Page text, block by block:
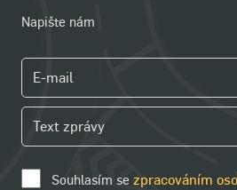
Napište nám
Souhlasím se zpracováním